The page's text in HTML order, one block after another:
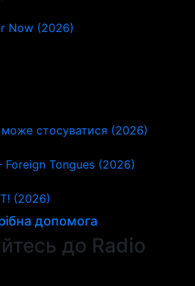
Now (2026)
стосуватися (2026)
Tongues (2026)
(2026)
допомога
до Radio